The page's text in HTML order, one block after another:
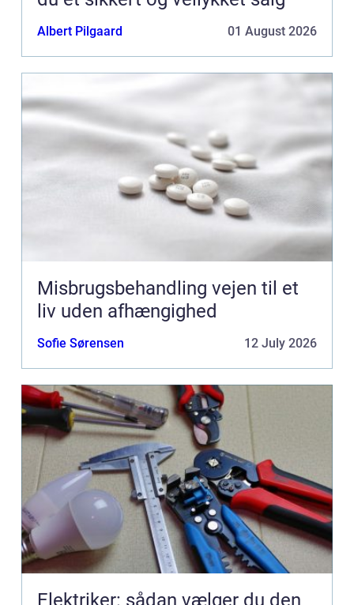
Albert Pilgaard 01 August 2026
Misbrugsbehandling vejen til et
liv uden afhængighed
Sofie Sørensen 12 July 2026
Elektriker: sådan vælger du den